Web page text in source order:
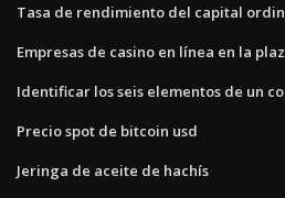
Tasa de rendimiento del capital
Empresas de casino en línea en la
Identificar los seis elementos de un
Precio spot de bitcoin usd
Jeringa de aceite de hachís